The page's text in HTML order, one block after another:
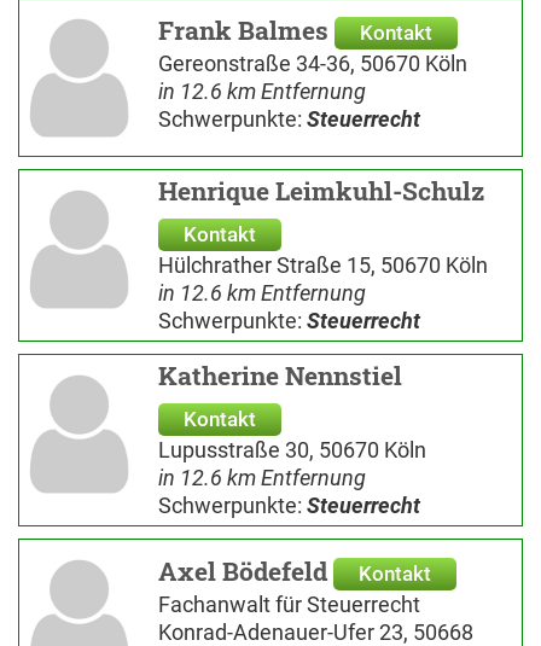
Frank Balmes Kontakt
Gereonstraße 34-36, 50670 Köln
in 12.6 km Entfernung
Schwerpunkte: Steuerrecht
Henrique Leimkuhl-Schulz
Kontakt
Hülchrather Straße 15, 50670 Köln
in 12.6 km Entfernung
Schwerpunkte: Steuerrecht
Katherine Nennstiel
Kontakt
Lupusstraße 30, 50670 Köln
in 12.6 km Entfernung
Schwerpunkte: Steuerrecht
Axel Bödefeld Kontakt
Fachanwalt für Steuerrecht
Konrad-Adenauer-Ufer 23, 50668